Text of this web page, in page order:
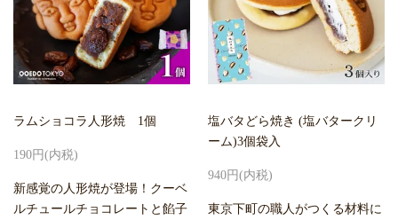
ラムショコラ人形焼 1個
190円(内税)
新感覚の人形焼が登場！クーベ
ルチュールチョコレートと餡子
塩バタどら焼き (塩バタークリ
ーム)3個袋入
940円(内税)
東京下町の職人がつくる材料に